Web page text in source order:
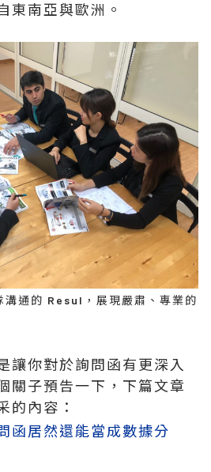
東南亞與歐洲。
溝通的 Resul，展現嚴肅、專業的
讓你對於詢問函有更深入
關子預告一下，下篇文章
的內容：
函居然還能當成數據分